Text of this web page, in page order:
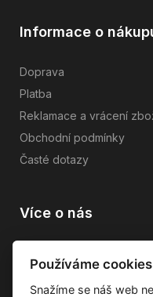
Informace o
Doprava
Platba
Reklamace a vrácení
Obchodní podmínky
Časté dotazy
Více o nás
Používáme cookies
Snažíme se náš web